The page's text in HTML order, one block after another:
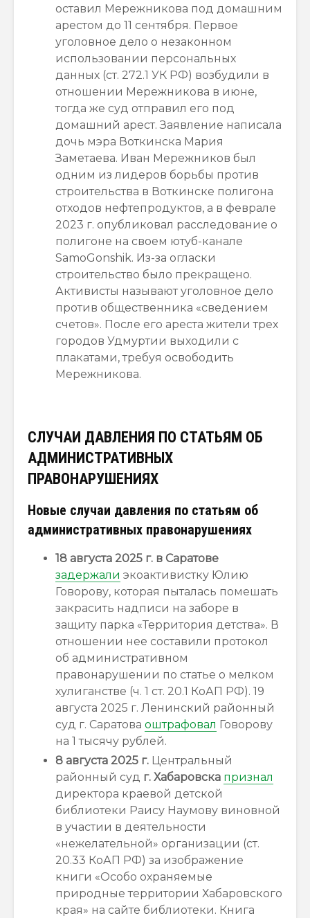
оставил Мережникова под домашним
арестом до 11 сентября. Первое
уголовное дело о незаконном
использовании персональных
данных (ст. 272.1 УК РФ) возбудили в
отношении Мережникова в июне,
тогда же суд отправил его под
домашний арест. Заявление написала
дочь мэра Воткинска Мария
Заметаева. Иван Мережников был
одним из лидеров борьбы против
строительства в Воткинске полигона
отходов нефтепродуктов, а в феврале
2023 г. опубликовал расследование о
полигоне на своем ютуб-канале
SamoGonshik. Из-за огласки
строительство было прекращено.
Активисты называют уголовное дело
против общественника «сведением
счетов». После его ареста жители трех
городов Удмуртии выходили с
плакатами, требуя освободить
Мережникова.
СЛУЧАИ ДАВЛЕНИЯ ПО СТАТЬЯМ ОБ
АДМИНИСТРАТИВНЫХ
ПРАВОНАРУШЕНИЯХ
Новые случаи давления по статьям об
административных правонарушениях
18 августа 2025 г. в Саратове
задержали экоактивистку Юлию
Говорову, которая пыталась помешать
закрасить надписи на заборе в
защиту парка «Территория детства». В
отношении нее составили протокол
об административном
правонарушении по статье о мелком
хулиганстве (ч. 1 ст. 20.1 КоАП РФ). 19
августа 2025 г. Ленинский районный
суд г. Саратова оштрафовал Говорову
на 1 тысячу рублей.
8 августа 2025 г. Центральный
районный суд г. Хабаровска признал
директора краевой детской
библиотеки Раису Наумову виновной
в участии в деятельности
«нежелательной» организации (ст.
20.33 КоАП РФ) за изображение
книги «Особо охраняемые
природные территории Хабаровского
края» на сайте библиотеки. Книга